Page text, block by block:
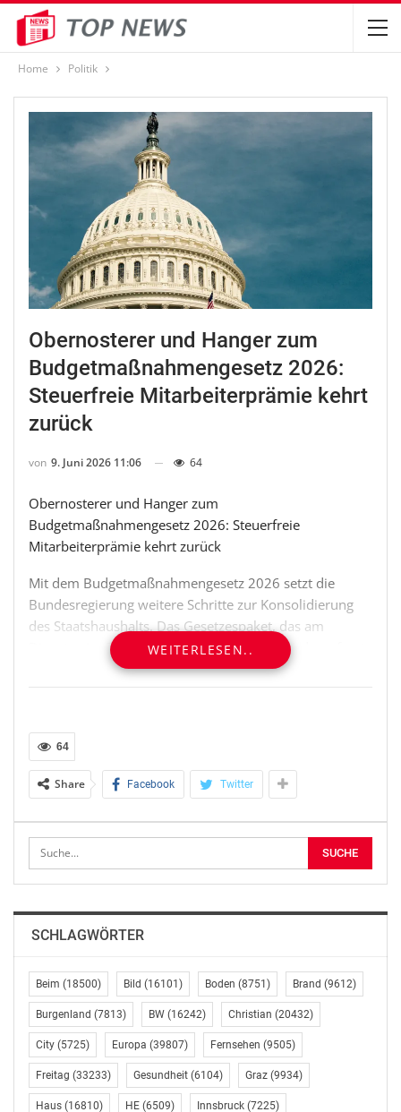
Home Politik
Obernosterer und Hanger zum
Budgetmaßnahmengesetz 2026:
Steuerfreie Mitarbeiterprämie kehrt
zurück
von 9. Juni 2026 11:06 64
Obernosterer und Hanger zum
Budgetmaßnahmengesetz 2026: Steuerfreie
Mitarbeiterprämie kehrt zurück
Mit dem Budgetmaßnahmengesetz 2026 setzt die
Bundesregierung weitere Schritte zur Konsolidierung
des Staatshaushalts. Das Gesetzespaket, das am
Dienstag im Budgetausschuss behandelt wird, umfasst
Änderungen in acht Gesetzen und soll bis 2030
Einsparungen von rund 100 Millionen Euro bringen.
Maßnahmen. Das stellten der Obmann und ÖVP-
Vorsitzende des Budgetausschusses Gabriel
Obernosterer und ÖVP-Budgetsprecher Andreas
Hanger anlässlich der Sitzung des Budgetausschusses
fest.
„Ein zentrales Element ist die Wiedereinführung der
steuerfreien Mitarbeiterprämie für das Jahr 2026.
steuerfrei auszahlen, sofern die Prämie auf einer
basiert und zusätzlich zum regulären Entgelt gewährt
wird. Diese gilt für Auszahlungen ab 1. Juli 2026“,
erläutern die Abgeordneten.
Obernosterer weiter: „Darüber hinaus wird die
Steuerfreiheit für Schmutz-, Erschwernis- und
Gefahrenzulagen sowie für Zuschläge bei Sonn- und
WEITERLESEN..
64
Share Facebook Twitter
SCHLAGWÖRTER
Beim (18500) Bild (16101) Boden (8751) Brand (9612)
Burgenland (7813) BW (16242) Christian (20432)
City (5725) Europa (39807) Fernsehen (9505)
Freitag (33233) Gesundheit (6104) Graz (9934)
Haus (16810) HE (6509) Innsbruck (7225)